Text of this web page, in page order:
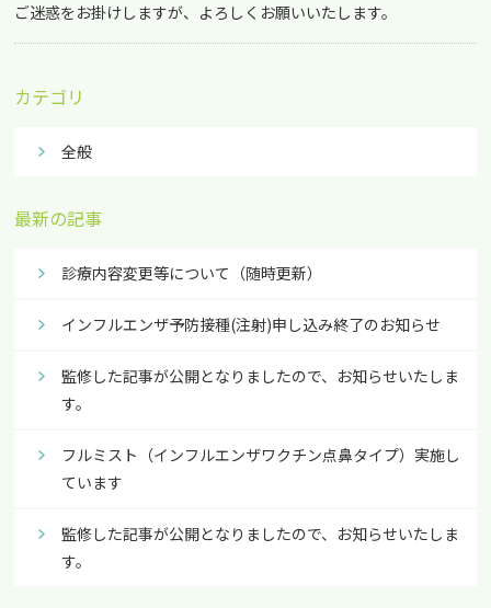
ご迷惑をお掛けしますが、よろしくお願いいたします。
カテゴリ
全般
最新の記事
診療内容変更等について（随時更新）
インフルエンザ予防接種(注射)申し込み終了のお知らせ
監修した記事が公開となりましたので、お知らせいたしま
す。
フルミスト（インフルエンザワクチン点鼻タイプ）実施し
ています
監修した記事が公開となりましたので、お知らせいたしま
す。